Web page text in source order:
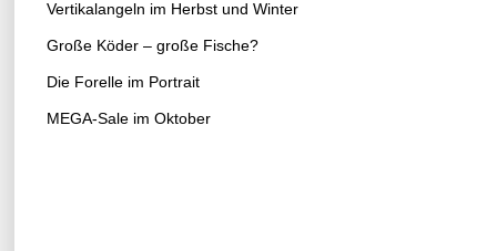
Vertikalangeln im Herbst und Winter
Große Köder – große Fische?
Die Forelle im Portrait
MEGA-Sale im Oktober